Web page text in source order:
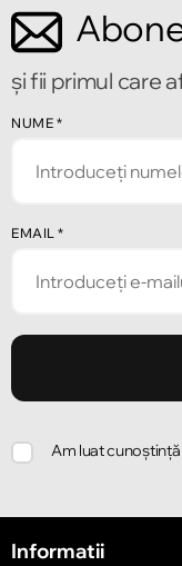
Chișinău
Strada Ion
Strada
și fii primul care
NUME *
EMAIL *
Am luat
Informatii